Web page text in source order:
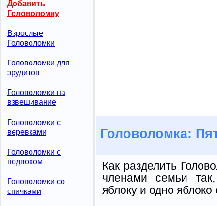
Добавить
Головоломку
Взрослые
Головоломки
Головоломки для
эрудитов
Головоломки на
взвешивание
Головоломки с
веревками
Головоломки с
подвохом
Головоломки со
спичками
Головоломка:
Как разделить
членами семьи
яблоку и одно яблоко